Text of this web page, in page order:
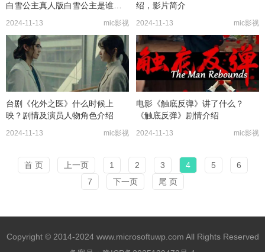
白雪公主真人版白雪公主是谁演
2024-11-13 mic影视
绍，影片简介
2024-11-13 mic影视
台剧《化外之医》什么时候上
映？剧情及演员人物角色介绍
2024-11-13 mic影视
电影《触底反弹》讲了什么？
《触底反弹》剧情介绍
2024-11-13 mic影视
首 页 上一页 1 2 3 4 5
6
7
下一页 尾 页
Copyright © 2014-2024 www.microsoftuwp.com All Rights Reserved